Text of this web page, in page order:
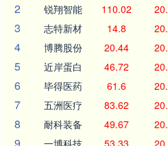
2 锐翔智能 110.02
3 志特新材 14.8
4 博腾股份 20.44
5 近岸蛋白 46.72
6 毕得医药 61.6
7 五洲医疗 83.62
8 耐科装备 49.67
一博科技 53.33